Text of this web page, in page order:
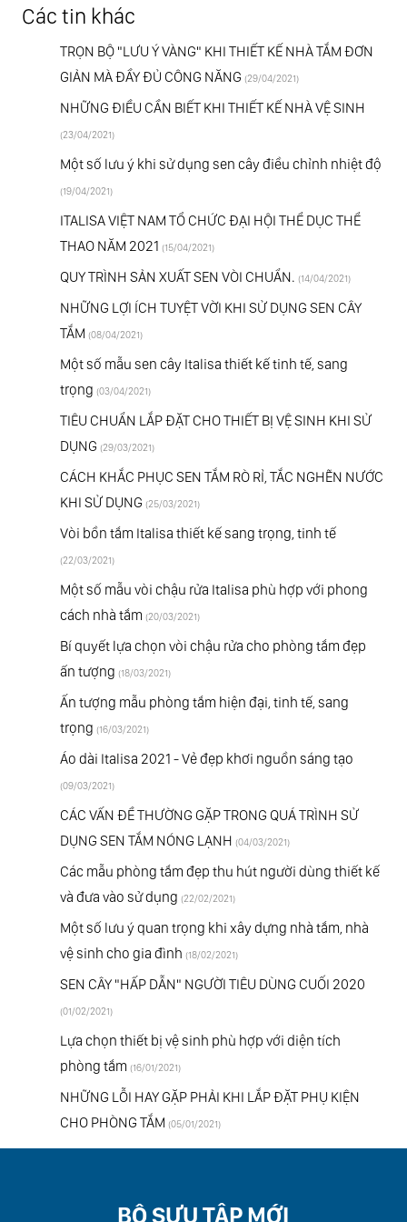
Các tin khác
TRỌN BỘ "LƯU Ý VÀNG" KHI THIẾT KẾ NHÀ TẮM ĐƠN
GIẢN MÀ ĐẦY ĐỦ CÔNG NĂNG (29/04/2021)
NHỮNG ĐIỀU CẦN BIẾT KHI THIẾT KẾ NHÀ VỆ SINH
(23/04/2021)
Một số lưu ý khi sử dụng sen cây điều chỉnh nhiệt độ
(19/04/2021)
ITALISA VIỆT NAM TỔ CHỨC ĐẠI HỘI THỂ DỤC THỂ
THAO NĂM 2021 (15/04/2021)
QUY TRÌNH SẢN XUẤT SEN VÒI CHUẨN. (14/04/2021)
NHỮNG LỢI ÍCH TUYỆT VỜI KHI SỬ DỤNG SEN CÂY
TẮM (08/04/2021)
Một số mẫu sen cây Italisa thiết kế tinh tế, sang
trọng (03/04/2021)
TIÊU CHUẨN LẮP ĐẶT CHO THIẾT BỊ VỆ SINH KHI SỬ
DỤNG (29/03/2021)
CÁCH KHẮC PHỤC SEN TẮM RÒ RỈ, TẮC NGHẼN NƯỚC
KHI SỬ DỤNG (25/03/2021)
Vòi bồn tắm Italisa thiết kế sang trọng, tinh tế
(22/03/2021)
Một số mẫu vòi chậu rửa Italisa phù hợp với phong
cách nhà tắm (20/03/2021)
Bí quyết lựa chọn vòi chậu rửa cho phòng tắm đẹp
ấn tượng (18/03/2021)
Ấn tượng mẫu phòng tắm hiện đại, tinh tế, sang
trọng (16/03/2021)
Áo dài Italisa 2021 - Vẻ đẹp khơi nguồn sáng tạo
(09/03/2021)
CÁC VẤN ĐỀ THƯỜNG GẶP TRONG QUÁ TRÌNH SỬ
DỤNG SEN TẮM NÓNG LẠNH (04/03/2021)
Các mẫu phòng tắm đẹp thu hút người dùng thiết kế
và đưa vào sử dụng (22/02/2021)
Một số lưu ý quan trọng khi xây dựng nhà tắm, nhà
vệ sinh cho gia đình (18/02/2021)
SEN CÂY "HẤP DẪN" NGƯỜI TIÊU DÙNG CUỐI 2020
(01/02/2021)
Lựa chọn thiết bị vệ sinh phù hợp với diện tích
phòng tắm (16/01/2021)
NHỮNG LỖI HAY GẶP PHẢI KHI LẮP ĐẶT PHỤ KIỆN
CHO PHÒNG TẮM (05/01/2021)
BỘ SƯU TẬP MỚI